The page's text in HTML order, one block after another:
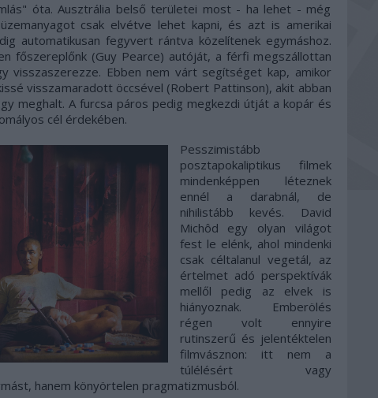
óta. Ausztrália belső területei most - ha lehet - még
csak elvétve lehet kapni, és azt is amerikai
automatikusan fegyvert rántva közelítenek egymáshoz.
főszereplőnk (Guy Pearce) autóját, a férfi megszállottan
visszaszerezze. Ebben nem várt segítséget kap, amikor
visszamaradott öccsével (Robert Pattinson), akit abban
meghalt. A furcsa páros pedig megkezdi útját a kopár és
cél érdekében.
Pesszimistább
posztapokaliptikus filmek
mindenképpen léteznek
ennél a darabnál, de
nihilistább kevés. David
Michôd egy olyan világot
fest le elénk, ahol mindenki
csak céltalanul vegetál, az
értelmet adó perspektívák
mellől pedig az elvek is
hiányoznak. Emberölés
régen volt ennyire
rutinszerű és jelentéktelen
filmvásznon: itt nem a
túlélésért vagy
hanem könyörtelen pragmatizmusból.